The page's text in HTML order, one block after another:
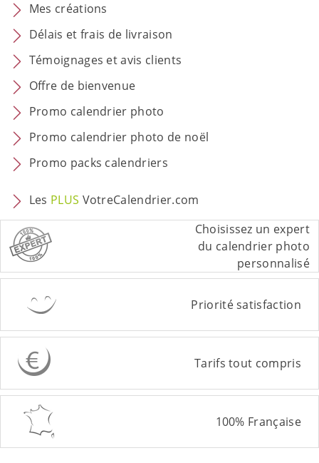
Mes créations
Délais et frais de livraison
Témoignages et avis clients
Offre de bienvenue
Promo calendrier photo
Promo calendrier photo de noël
Promo packs calendriers
Les PLUS VotreCalendrier.com
Choisissez un expert
du calendrier photo
personnalisé
Priorité satisfaction
Tarifs tout compris
100% Française